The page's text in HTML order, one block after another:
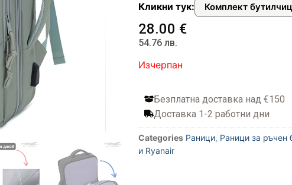
на куфари
пътнически бутилки
куфари
Кликни тук: Комплект
28.00 €
54.76 лв.
Изчерпан
Безплатна доставка над €150
Доставка 1-2 работни дни
Categories Раници, Раници за
и Ryanair